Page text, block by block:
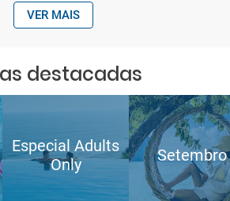
VER MAIS
destacadas
Especial Adults
Only
Setembro